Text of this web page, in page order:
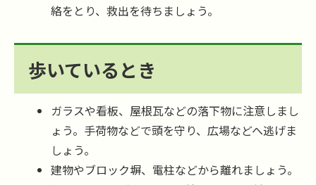
絡をとり、救出を待ちましょう。
歩いているとき
ガラスや看板、屋根瓦などの落下物に注意しまし
ょう。手荷物などで頭を守り、広場などへ逃げま
しょう。
建物やブロック塀、電柱などから離れましょう。